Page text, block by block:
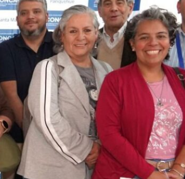
Director Rodrigo Egaña
destacó los desafíos que
tiene la DEP tras la
Conferencia Nacional de
Directores de los SLEP